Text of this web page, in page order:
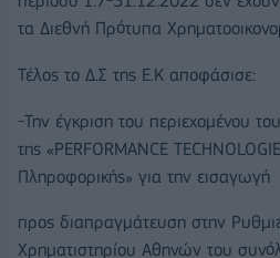
τα Διεθνή Πρότυπα
Τέλος το Δ.Σ της Ε.Κ αποφάσισε:
-Την έγκριση του περιεχομένου
της «PERFORMANCE
Πληροφορικής» για την εισαγωγή
προς διαπραγμάτευση στην
Χρηματιστηρίου Αθηνών του